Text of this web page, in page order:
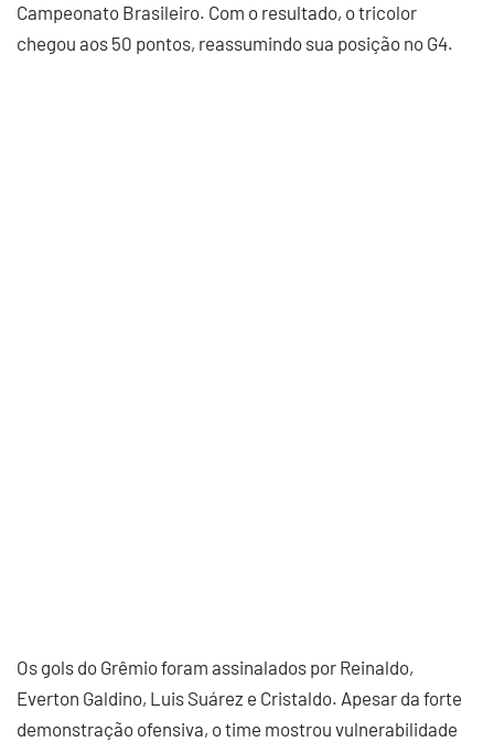
Campeonato Brasileiro. Com o resultado, o tricolor
chegou aos 50 pontos, reassumindo sua posição no G4.
Os gols do Grêmio foram assinalados por Reinaldo,
Everton Galdino, Luis Suárez e Cristaldo. Apesar da forte
demonstração ofensiva, o time mostrou vulnerabilidade